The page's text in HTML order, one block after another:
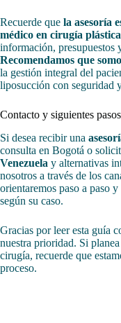
Recuerde que la asesoría
médico en cirugía
información, presupuestos
Recomendamos que
la gestión integral del
liposucción con seguridad
Contacto y siguientes pasos
Si desea recibir una
consulta en Bogotá o
Venezuela y alternativas
nosotros a través de los
orientaremos paso a paso
según su caso.
Gracias por leer esta guía
nuestra prioridad. Si
cirugía, recuerde que
proceso.